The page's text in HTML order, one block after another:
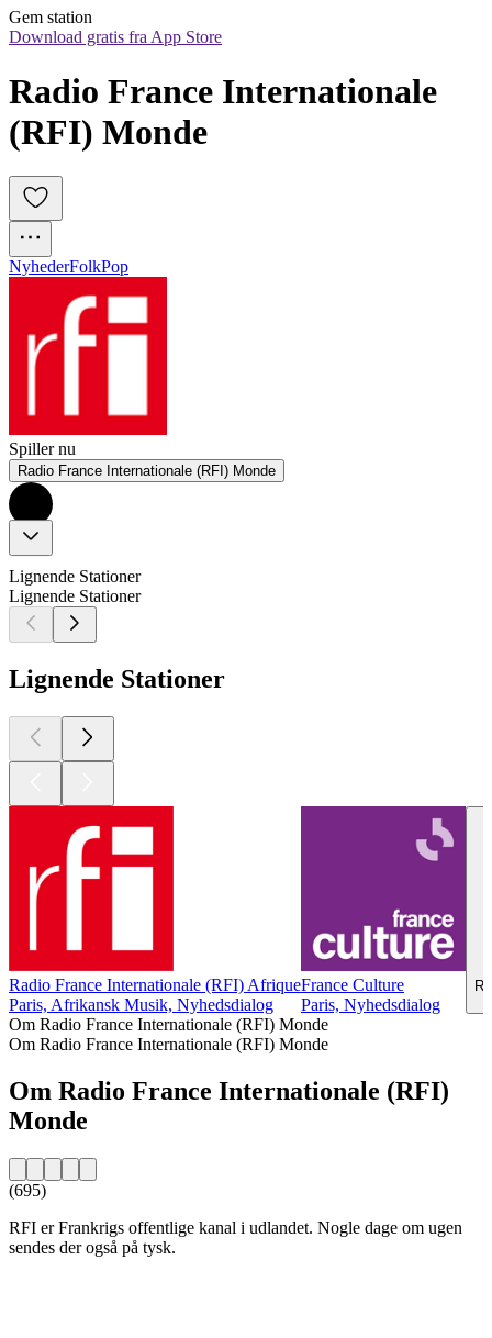
Gem station
Download gratis fra App Store
Radio France Internationale
(RFI) Monde
NyhederFolkPop
Spiller nu
Radio France Internationale (RFI) Monde
Lignende Stationer
Lignende Stationer
Lignende Stationer
Radio France Internationale (RFI) Afrique
Paris, Afrikansk Musik, Nyhedsdialog
France Culture
Paris, Nyhedsdialog
Om Radio France Internationale (RFI) Monde
Om Radio France Internationale (RFI) Monde
Om Radio France Internationale (RFI)
Monde
(695)
RFI er Frankrigs offentlige kanal i udlandet. Nogle dage om ugen
sendes der også på tysk.